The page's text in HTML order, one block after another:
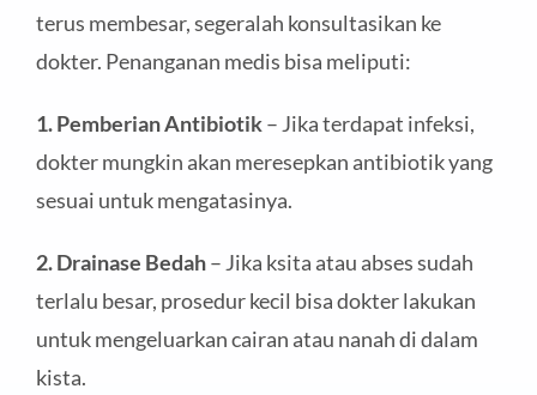
terus membesar, segeralah konsultasikan ke
dokter. Penanganan medis bisa meliputi:
1. Pemberian Antibiotik– Jika terdapat infeksi,
dokter mungkin akan meresepkan antibiotik yang
sesuai untuk mengatasinya.
2. Drainase Bedah– Jika ksita atau abses sudah
terlalu besar, prosedur kecil bisa dokter lakukan
untuk mengeluarkan cairan atau nanah di dalam
kista.